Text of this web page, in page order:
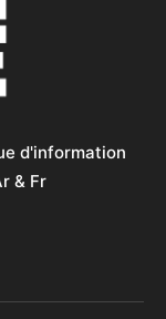
d'information
& Fr